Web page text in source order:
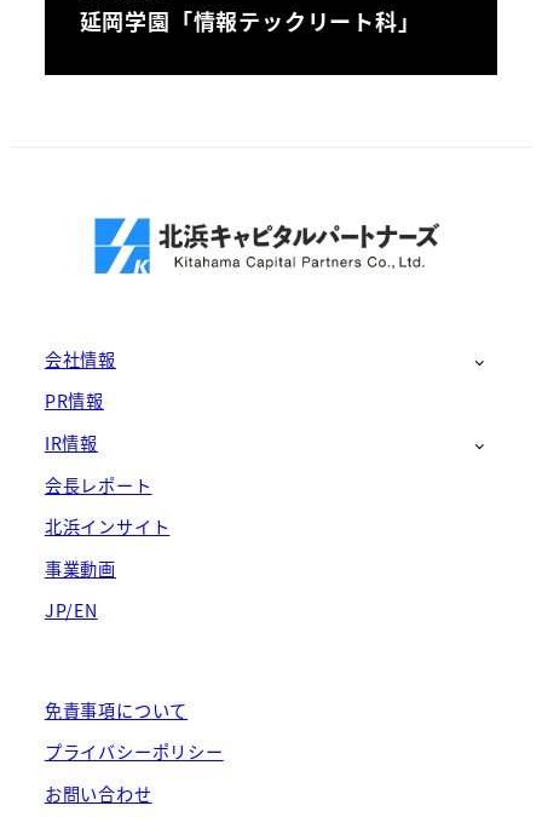
延岡学園「情報テックリート科」
会社情報
PR情報
IR情報
会長レポート
北浜インサイト
事業動画
JP/EN
免責事項について
プライバシーポリシー
お問い合わせ